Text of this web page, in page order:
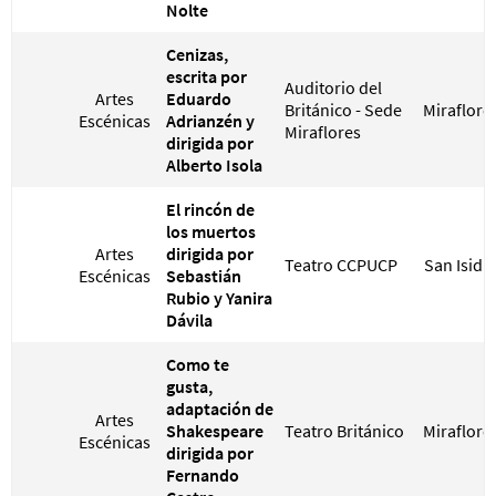
Nolte
Artes
Escénicas
Cenizas,
escrita por
Eduardo
Adrianzén y
dirigida por
Alberto Isola
Auditorio del
Británico - Sede
Miraflores
Artes
Escénicas
El rincón de
los muertos
dirigida por
Sebastián
Rubio y Yanira
Dávila
Teatro CCPUCP San
Artes
Escénicas
Como te
gusta,
adaptación de
Shakespeare
dirigida por
Fernando
Teatro Británico